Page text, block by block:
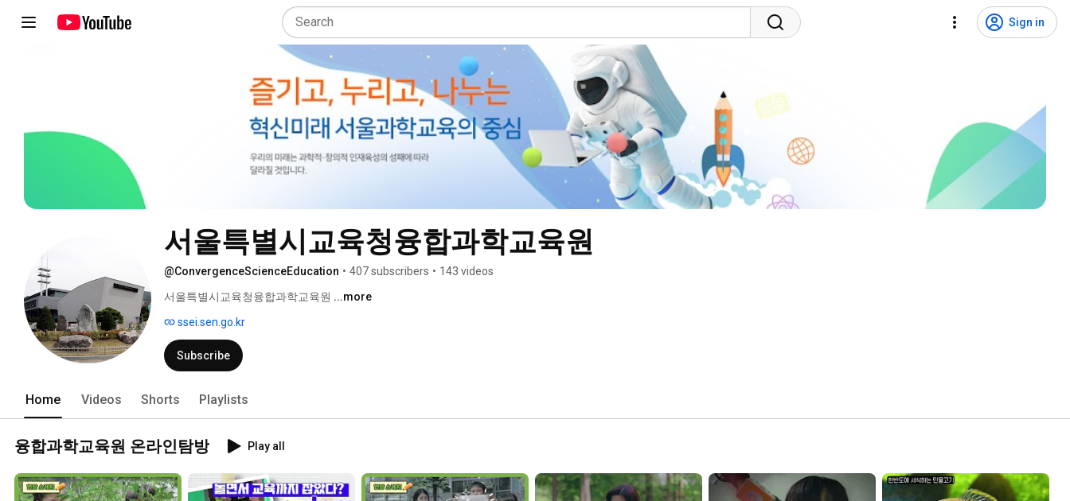
Sign in
서울특별시교육청융합과학교육원
@ConvergenceScienceEducation • 407 subscribers • 143 videos
서울특별시교육청융합과학교육원 ...more
ssei.sen.go.kr
Subscribe
Home Videos Shorts Playlists
융합과학교육원 온라인탐방 Play all